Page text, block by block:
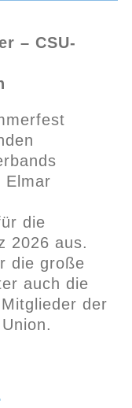
– CSU-
Elmar
die
2026 aus.
die große
auch die
der